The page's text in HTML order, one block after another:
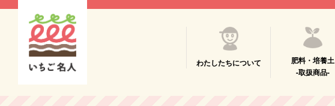
わたしたちについて
肥料・培養土
-取扱商品-